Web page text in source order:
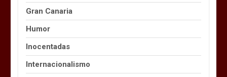
Gran Canaria
Humor
Inocentadas
Internacionalismo